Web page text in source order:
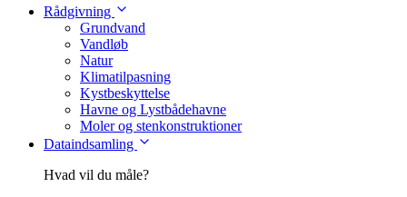
Rådgivning
Grundvand
Vandløb
Natur
Klimatilpasning
Kystbeskyttelse
Havne og Lystbådehavne
Moler og stenkonstruktioner
Dataindsamling
Hvad vil du måle?